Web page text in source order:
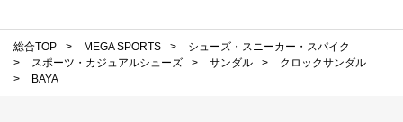
総合TOP > MEGA SPORTS >
シューズ・スニーカー・スパイク
>
スポーツ・カジュアルシューズ > サンダル >
クロックサンダル
>
BAYA